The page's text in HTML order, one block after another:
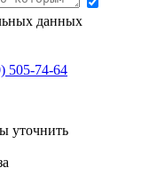
данных
505-74-64
уточнить